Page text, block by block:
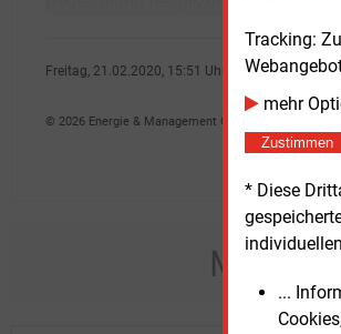
Tracking:
mehr
Zustimmen
* Diese
...
Freitag, 21.02.2020, 15:51 Uhr
© 2026 Energie & Management GmbH